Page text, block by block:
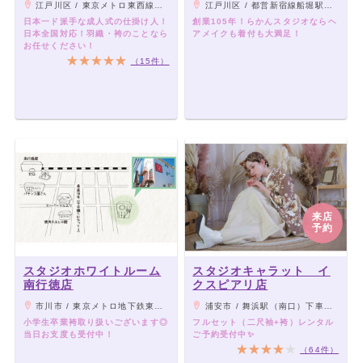
江戸川区 / 東京メトロ東西線「西葛西駅」より徒歩4分
日本一ド派手な成人式の仕掛け人！
日本全国対応！羽織・袴のことなら
お任せください！
（15件）
江戸川区 / 都営新宿線船堀駅より徒歩10分
創業105年！らかんスタジオならヘ
アメイクも着付も大満足！
スタジオホワイトルーム
南行徳店
市川市 / 東京メトロ地下鉄東西線 南行徳駅徒歩8分
小学生卒業袴取り扱いございます◎
当日お支度も受付中！
来店
予約
スタジオキャラット イ
クスピアリ店
浦安市 / 舞浜駅（南口）下車すぐ
フルセット（二尺袖+袴）レンタル
ご予約受付中✨
（64件）